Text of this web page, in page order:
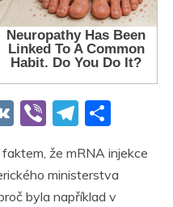
V
Vi
b
er
T
e
gr
ar
e
že mRNA injekce
ministerstva
byla například v